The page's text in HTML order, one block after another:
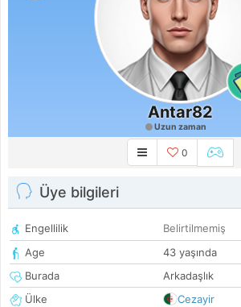
Antar82
Uzun zaman
0
Üye bilgileri
Engellilik
Belirtilmemiş
Age
43 yaşında
Burada
Arkadaşlık
Ülke
Cezayir